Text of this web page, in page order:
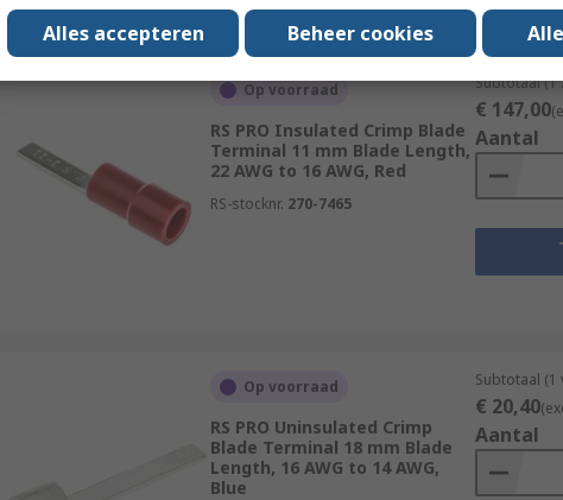
Op voorraad
RS PRO Insulated Crimp Blade
Terminal 11 mm Blade Length,
22 AWG to 16 AWG, Red
RS-stocknr. 270-7465
Subtotaal (1
€ 147,00
Aantal
Op voorraad
RS PRO Uninsulated Crimp
Blade Terminal 18 mm Blade
Length, 16 AWG to 14 AWG,
Blue
Subtotaal (1
€ 20,40
Aantal
Alles accepteren Beheer cookies